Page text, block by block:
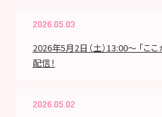
2026.05.03
2026年5月2日（土）13:00～ 「こ
配信！
2026.05.02